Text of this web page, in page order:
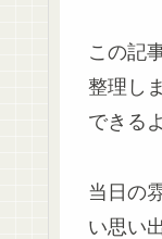
この記
整理し
できる
当日の
い思い